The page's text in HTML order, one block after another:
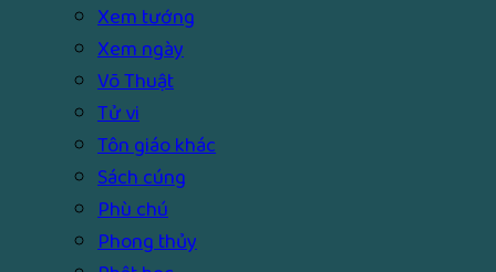
Xem tướng
Xem ngày
Võ Thuật
Tử vi
Tôn giáo khác
Sách cúng
Phù chú
Phong thủy